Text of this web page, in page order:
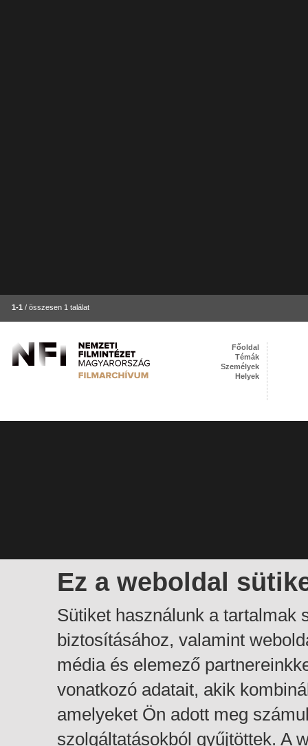
1-1 / összesen 1 találat
Ez a weboldal
Sütiket használunk a tartalmak
biztosításához, valamint
média és elemező
vonatkozó adatait, akik
amelyeket Ön adott meg
szolgáltatásokból gyűjtöttek. A
Főoldal
Témák
Személyek
Helyek